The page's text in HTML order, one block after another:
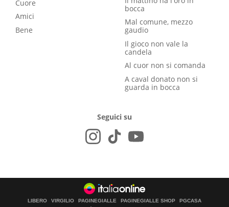
Cuore
Amici
Bene
bocca
Mal comune, mezzo
gaudio
Il gioco non vale la
candela
Al cuor non si comanda
A caval donato non si
guarda in bocca
Seguici su
LIBERO VIRGILIO PAGINEGIALLE PAGINEGIALLE SHOP PGCASA